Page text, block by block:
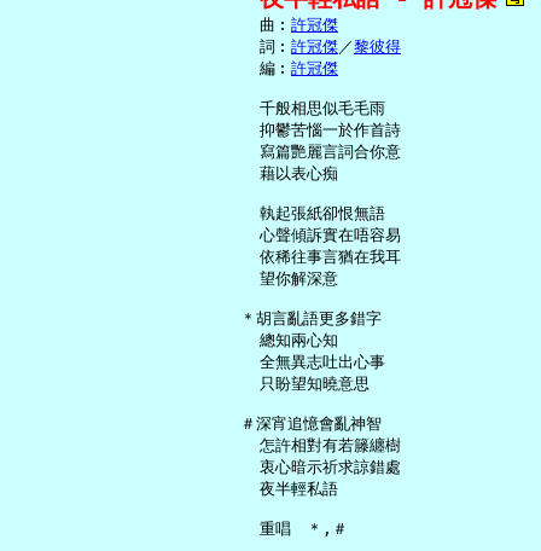
     曲︰
許冠傑
     詞︰
許冠傑／黎彼得
     編︰
許冠傑
     千般相思似毛毛雨
     抑鬱苦惱一於作首詩
     寫篇艷麗言詞合你意
     藉以表心痴
     執起張紙卻恨無語
     心聲傾訴實在唔容易
     依稀往事言猶在我耳
     望你解深意
   ＊胡言亂語更多錯字
     總知兩心知
     全無異志吐出心事
     只盼望知曉意思
   ＃深宵追憶會亂神智
     怎許相對有若籐纏樹
     衷心暗示祈求諒錯處
     夜半輕私語